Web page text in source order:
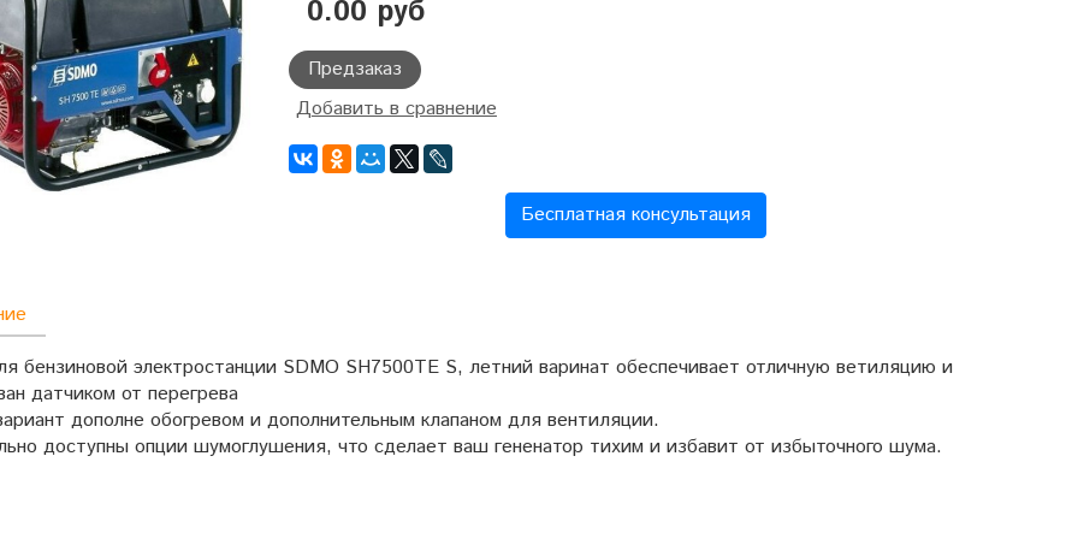
0.00 руб
Предзаказ
Добавить в сравнение
Бесплатная консультация
бензиновой электростанции SDMO SH7500TE S, летний варинат обеспечивает отличную ветиляцию и
датчиком от перегрева
дополне обогревом и дополнительным клапаном для вентиляции.
доступны опции шумоглушения, что сделает ваш гененатор тихим и избавит от избыточного шума.